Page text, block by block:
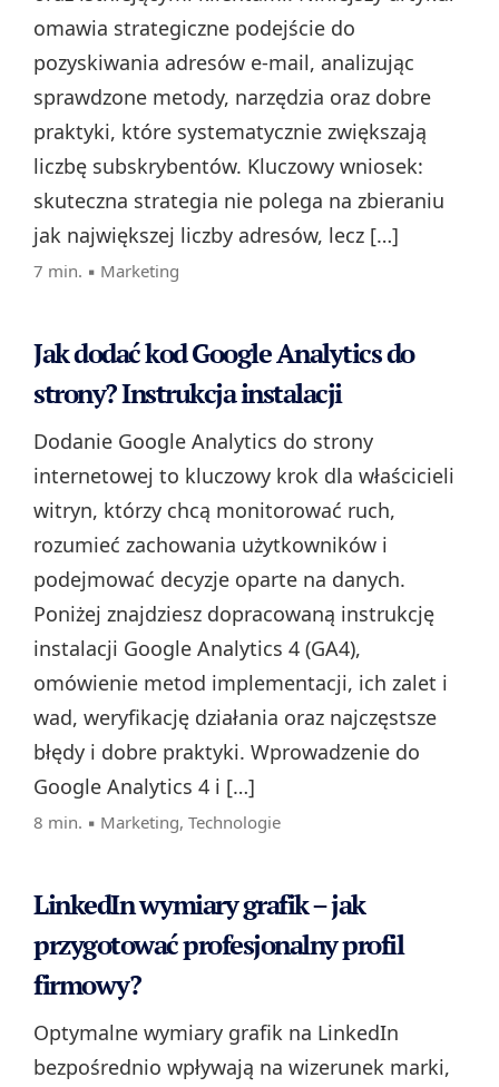
omawia strategiczne podejście do
pozyskiwania adresów e-mail, analizując
sprawdzone metody, narzędzia oraz dobre
praktyki, które systematycznie zwiększają
liczbę subskrybentów. Kluczowy wniosek:
skuteczna strategia nie polega na zbieraniu
jak największej liczby adresów, lecz […]
7 min. ▪ Marketing
Jak dodać kod Google Analytics do
strony? Instrukcja instalacji
Dodanie Google Analytics do strony
internetowej to kluczowy krok dla właścicieli
witryn, którzy chcą monitorować ruch,
rozumieć zachowania użytkowników i
podejmować decyzje oparte na danych.
Poniżej znajdziesz dopracowaną instrukcję
instalacji Google Analytics 4 (GA4),
omówienie metod implementacji, ich zalet i
wad, weryfikację działania oraz najczęstsze
błędy i dobre praktyki. Wprowadzenie do
Google Analytics 4 i […]
8 min. ▪ Marketing, Technologie
LinkedIn wymiary grafik – jak
przygotować profesjonalny profil
firmowy?
Optymalne wymiary grafik na LinkedIn
bezpośrednio wpływają na wizerunek marki,